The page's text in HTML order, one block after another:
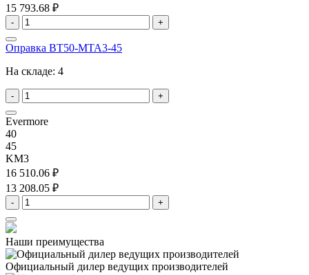
15 793.68 ₽
- +
Оправка BT50-MTA3-45
На складе: 4
- +
Evermore
40
45
KM3
16 510.06 ₽
13 208.05 ₽
- +
Наши преимущества
Официальный дилер ведущих производителей